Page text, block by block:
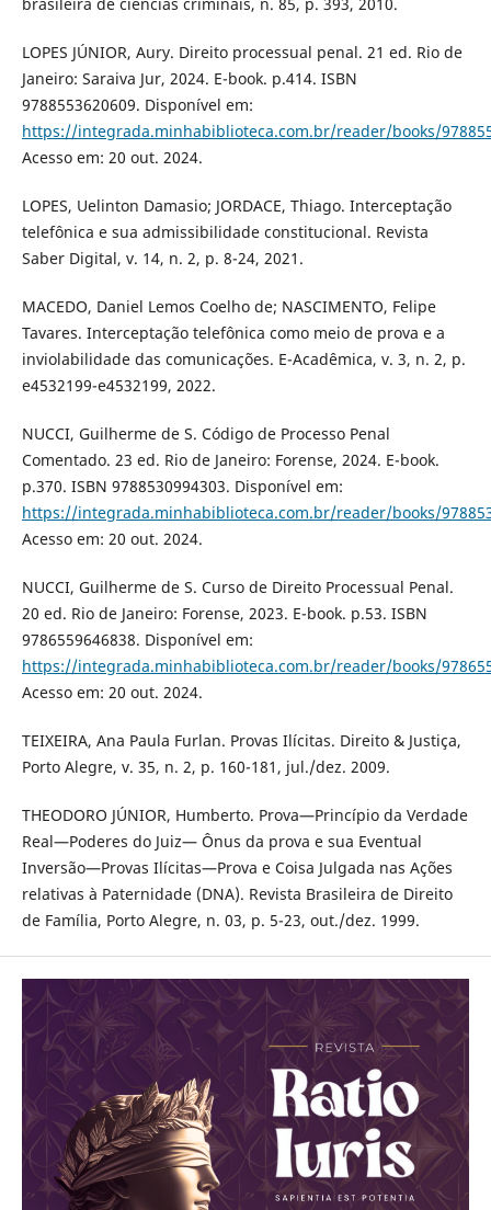
LOPES JÚNIOR, Aury. Direito processual penal. 21 ed. Rio de
Janeiro: Saraiva Jur, 2024. E-book. p.414. ISBN
9788553620609. Disponível em:
https://integrada.minhabiblioteca.com.br/reader/books/
Acesso em: 20 out. 2024.
LOPES, Uelinton Damasio; JORDACE, Thiago. Interceptação
telefônica e sua admissibilidade constitucional. Revista
Saber Digital, v. 14, n. 2, p. 8-24, 2021.
MACEDO, Daniel Lemos Coelho de; NASCIMENTO, Felipe
Tavares. Interceptação telefônica como meio de prova e a
inviolabilidade das comunicações. E-Acadêmica, v. 3, n. 2, p.
e4532199-e4532199, 2022.
NUCCI, Guilherme de S. Código de Processo Penal
Comentado. 23 ed. Rio de Janeiro: Forense, 2024. E-book.
p.370. ISBN 9788530994303. Disponível em:
https://integrada.minhabiblioteca.com.br/reader/books/
Acesso em: 20 out. 2024.
NUCCI, Guilherme de S. Curso de Direito Processual Penal.
20 ed. Rio de Janeiro: Forense, 2023. E-book. p.53. ISBN
9786559646838. Disponível em:
https://integrada.minhabiblioteca.com.br/reader/books/
Acesso em: 20 out. 2024.
TEIXEIRA, Ana Paula Furlan. Provas Ilícitas. Direito & Justiça,
Porto Alegre, v. 35, n. 2, p. 160-181, jul./dez. 2009.
THEODORO JÚNIOR, Humberto. Prova—Princípio da Verdade
Real—Poderes do Juiz— Ônus da prova e sua Eventual
Inversão—Provas Ilícitas—Prova e Coisa Julgada nas Ações
relativas à Paternidade (DNA). Revista Brasileira de Direito
de Família, Porto Alegre, n. 03, p. 5-23, out./dez. 1999.